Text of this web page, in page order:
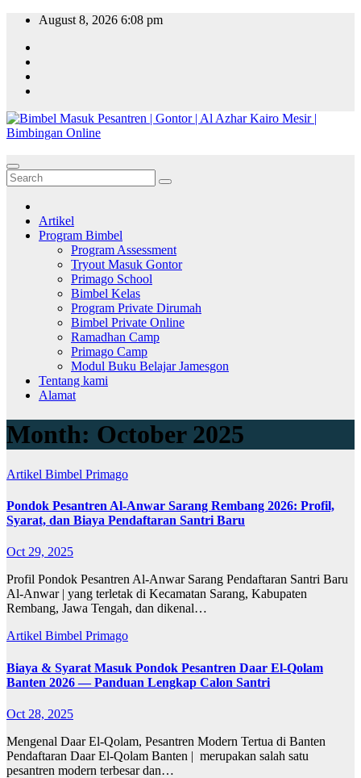
Skip
content
August 8, 2026 6:08 pm
Artikel
Program Bimbel
Program Assessment
Tryout Masuk Gontor
Primago School
Bimbel Kelas
Program Private Dirumah
Bimbel Private Online
Ramadhan Camp
Primago Camp
Modul Buku Belajar Jamesgon
Tentang kami
Alamat
Month: October 2025
Artikel Bimbel Primago
Pondok Pesantren Al-Anwar Sarang Rembang 2026: Profil,
Syarat, dan Biaya Pendaftaran Santri Baru
Oct 29, 2025
Profil Pondok Pesantren Al-Anwar Sarang Pendaftaran Santri Baru
Al-Anwar | yang terletak di Kecamatan Sarang, Kabupaten
Rembang, Jawa Tengah, dan dikenal…
Artikel Bimbel Primago
Biaya & Syarat Masuk Pondok Pesantren Daar El-Qolam
Banten 2026 — Panduan Lengkap Calon Santri
Oct 28, 2025
Mengenal Daar El-Qolam, Pesantren Modern Tertua di Banten
Pendaftaran Daar El-Qolam Banten | merupakan salah satu
pesantren modern terbesar dan…